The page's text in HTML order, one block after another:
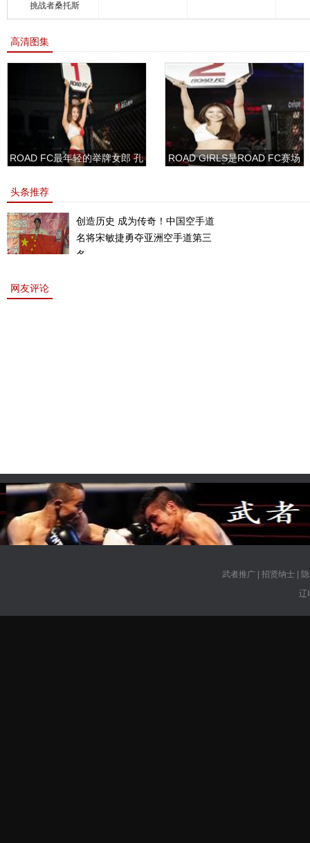
挑战者桑托斯
高清图集
ROAD FC最年轻的举牌女郎 孔
ROAD GIRLS是ROAD FC赛场
头条推荐
创造历史 成为传奇！中国空手道
名将宋敏捷勇夺亚洲空手道第三
名。
网友评论
武者推广| 招贤纳士|
辽